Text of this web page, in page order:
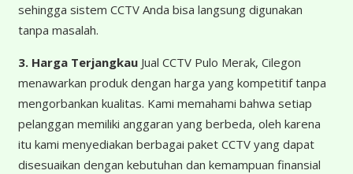
sehingga sistem CCTV Anda bisa langsung digunakan
tanpa masalah.
3. Harga TerjangkauJual CCTV Pulo Merak, Cilegon
menawarkan produk dengan harga yang kompetitif tanpa
mengorbankan kualitas. Kami memahami bahwa setiap
pelanggan memiliki anggaran yang berbeda, oleh karena
itu kami menyediakan berbagai paket CCTV yang dapat
disesuaikan dengan kebutuhan dan kemampuan finansial